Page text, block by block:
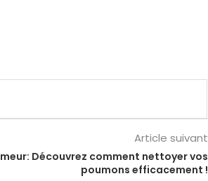
Article suivant
Découvrez comment nettoyer vos
poumons efficacement !